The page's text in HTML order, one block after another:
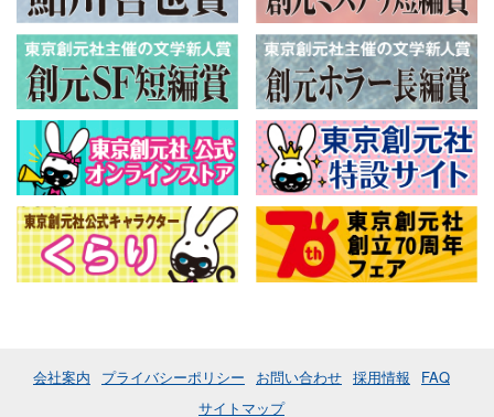
会社案内 プライバシーポリシー お問い合わせ 採用情報
FAQ
サイトマップ